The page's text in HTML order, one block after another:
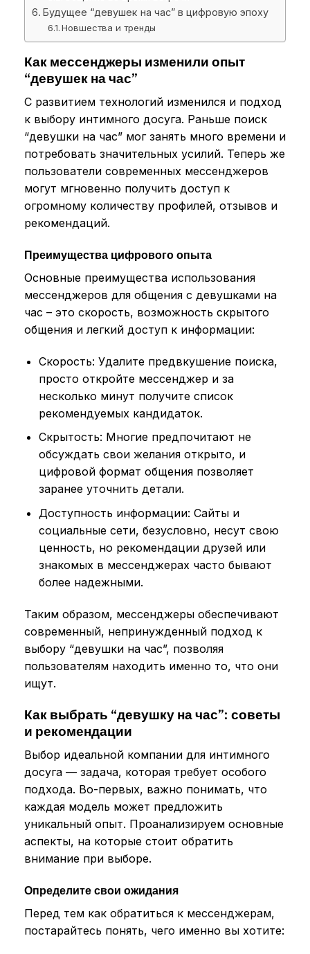
Будущее “девушек на час” в цифровую эпоху
Новшества и тренды
Как мессенджеры изменили опыт
“девушек на час”
С развитием технологий изменился и подход
к выбору интимного досуга. Раньше поиск
“девушки на час” мог занять много времени и
потребовать значительных усилий. Теперь же
пользователи современных мессенджеров
могут мгновенно получить доступ к
огромному количеству профилей, отзывов и
рекомендаций.
Преимущества цифрового опыта
Основные преимущества использования
мессенджеров для общения с девушками на
час – это скорость, возможность скрытого
общения и легкий доступ к информации:
Скорость: Удалите предвкушение поиска,
просто откройте мессенджер и за
несколько минут получите список
рекомендуемых кандидаток.
Скрытость: Многие предпочитают не
обсуждать свои желания открыто, и
цифровой формат общения позволяет
заранее уточнить детали.
Доступность информации: Сайты и
социальные сети, безусловно, несут свою
ценность, но рекомендации друзей или
знакомых в мессенджерах часто бывают
более надежными.
Таким образом, мессенджеры обеспечивают
современный, непринужденный подход к
выбору “девушки на час”, позволяя
пользователям находить именно то, что они
ищут.
Как выбрать “девушку на час”: советы
и рекомендации
Выбор идеальной компании для интимного
досуга — задача, которая требует особого
подхода. Во-первых, важно понимать, что
каждая модель может предложить
уникальный опыт. Проанализируем основные
аспекты, на которые стоит обратить
внимание при выборе.
Определите свои ожидания
Перед тем как обратиться к мессенджерам,
постарайтесь понять, чего именно вы хотите: